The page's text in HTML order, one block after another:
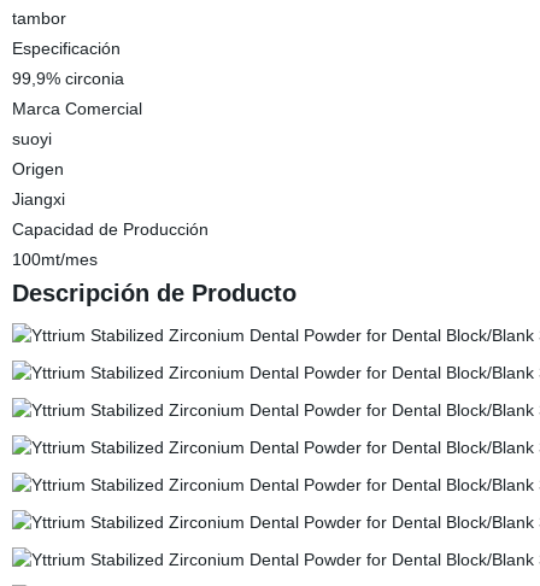
tambor
Especificación
99,9% circonia
Marca Comercial
suoyi
Origen
Jiangxi
Capacidad de Producción
100mt/mes
Descripción de Producto